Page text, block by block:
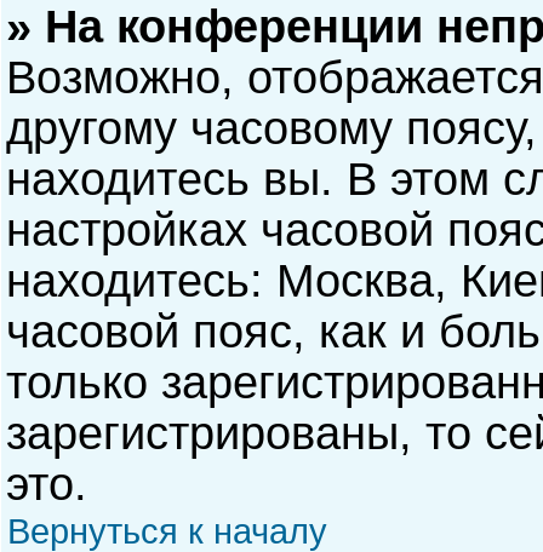
» На конференции
Возможно,
другому часовому
находитесь вы. В этом
настройках часовой
находитесь: Москва,
часовой пояс, как и
только
зарегистрированы, то
это.
Вернуться к началу